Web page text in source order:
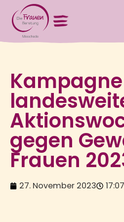
gegen
Frauen
27. November 2023 17:07